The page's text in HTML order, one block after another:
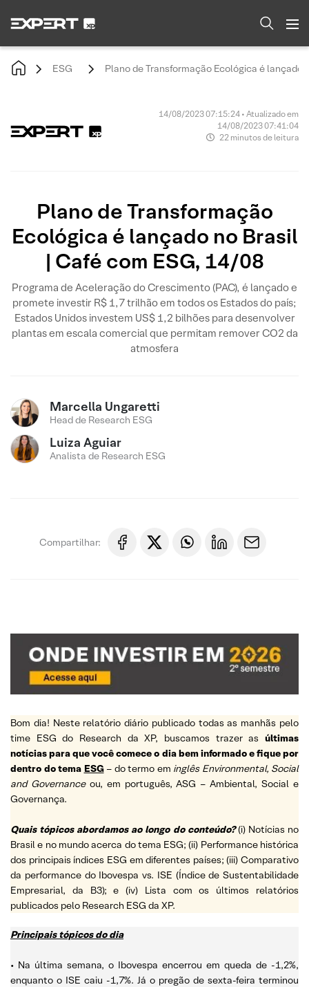
ESG Plano de Transformação Ecológica é lançado
14/08/2023 07:15:24 • Atualizado em
14/08/2023 07:41:04
22 minutos de leitura
Plano de Transformação
Ecológica é lançado no Brasil
| Café com ESG, 14/08
Programa de Aceleração do Crescimento (PAC), é lançado e
promete investir R$ 1,7 trilhão em todos os Estados do país;
Estados Unidos investem US$ 1,2 bilhões para desenvolver
plantas em escala comercial que permitam remover CO2 da
atmosfera
Marcella Ungaretti
Head de Research ESG
Luiza Aguiar
Analista de Research ESG
Compartilhar:
Bom dia! Neste relatório diário publicado todas as manhãs pelo
time ESG do Research da XP, buscamos trazer as últimas
notícias para que você comece o dia bem informado e fique por
dentro do tema ESG – do termo em inglês Environmental, Social
and Governance ou, em português, ASG – Ambiental, Social e
Governança.
Quais tópicos abordamos ao longo do conteúdo? (i) Notícias no
Brasil e no mundo acerca do tema ESG; (ii) Performance histórica
dos principais índices ESG em diferentes países; (iii) Comparativo
da performance do Ibovespa vs. ISE (Índice de Sustentabilidade
Empresarial, da B3); e (iv) Lista com os últimos relatórios
publicados pelo Research ESG da XP.
Principais tópicos do dia
• Na última semana, o Ibovespa encerrou em queda de -1,2%,
enquanto o ISE caiu -1,7%. Já o pregão de sexta-feira terminou